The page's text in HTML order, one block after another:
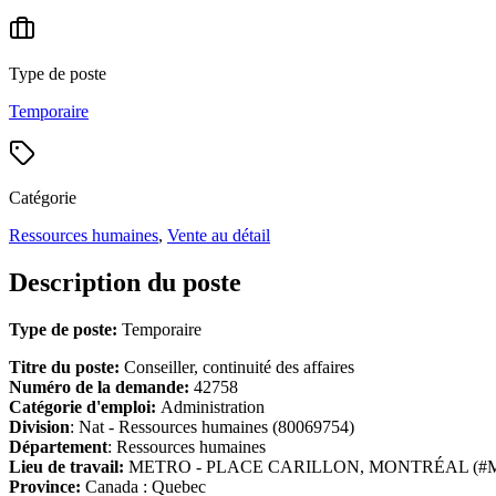
Type de poste
Temporaire
Catégorie
Ressources humaines, Vente au détail
Description du poste
Type de poste: Temporaire
Titre du poste: Conseiller, continuité des affaires
Numéro de la demande: 42758
Catégorie d'emploi: Administration
Division: Nat - Ressources humaines (80069754)
Département: Ressources humaines
Lieu de travail: METRO - PLACE CARILLON, MONTRÉAL
Province: Canada : Quebec